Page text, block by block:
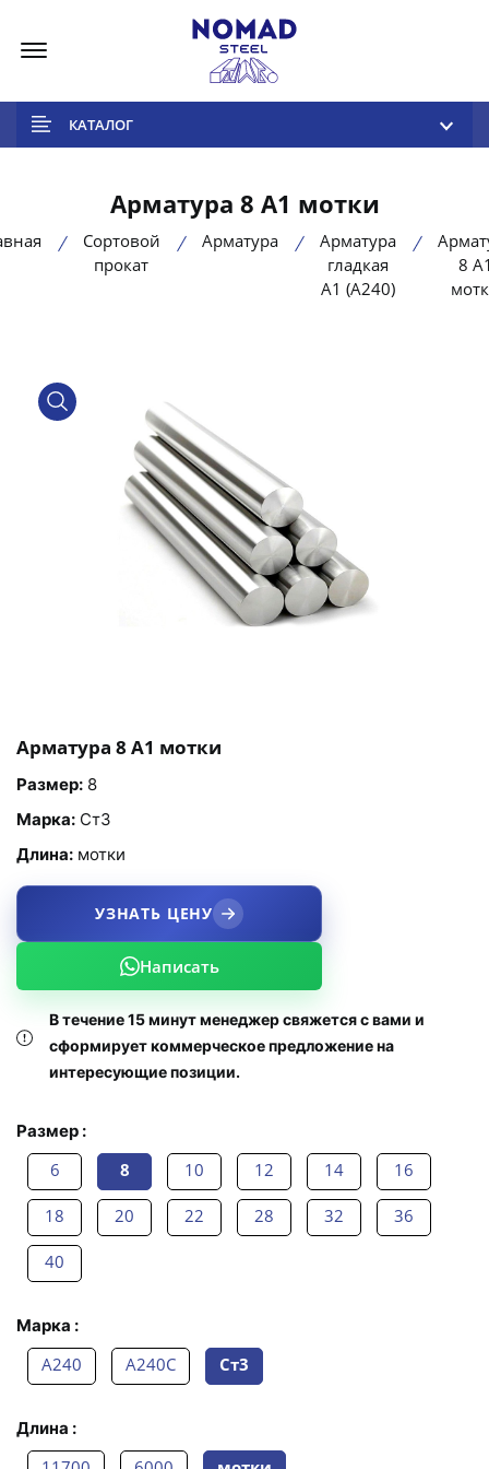
КАТАЛОГ
Арматура 8 А1 мотки
Сортовой
прокат
Арматура
Арматура
гладкая
А1 (А240)
8
product view
Арматура 8 А1 мотки
Размер: 8
Марка: Ст3
Длина: мотки
УЗНАТЬ ЦЕНУ
Написать
В течение 15 минут менеджер свяжется с вами и
сформирует коммерческое предложение на
интересующие позиции.
Размер :
6 8 10 12 14 16
18 20 22 28 32 36
40
Марка :
А240 А240С Ст3
Длина :